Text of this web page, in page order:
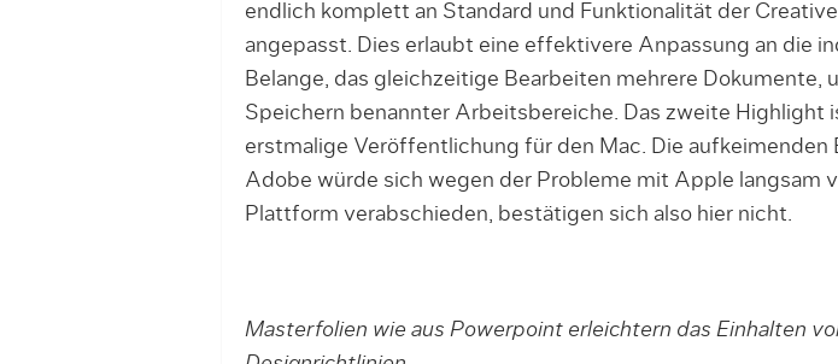
endlich komplett an Standard und Funktionalität der
angepasst. Dies erlaubt eine effektivere Anpassung an die
Belange, das gleichzeitige Bearbeiten mehrere Dokumente,
Speichern benannter Arbeitsbereiche. Das zweite Highlight
erstmalige Veröffentlichung für den Mac. Die aufkeimenden
Adobe würde sich wegen der Probleme mit Apple langsam
Plattform verabschieden, bestätigen sich also hier nicht.
Masterfolien wie aus Powerpoint erleichtern das Einhalten